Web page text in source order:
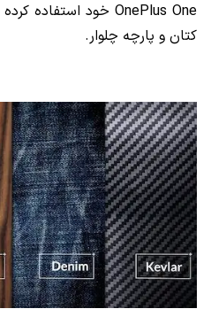
OnePlus One خود استفاده کرده
کتان و پارچه چلوار.